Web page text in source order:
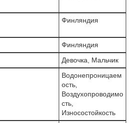
Финляндия
Финляндия
Девочка, Мальчик
Водонепроницаем
ость,
Воздухопроводимо
сть,
Износостойкость